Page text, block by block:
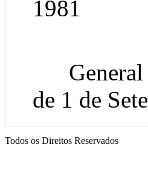
1981
General -
de 1 de
Todos os Direitos Reservados